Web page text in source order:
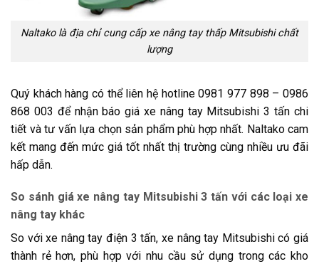
Naltako là địa chỉ cung cấp xe nâng tay thấp Mitsubishi chất
lượng
Quý khách hàng có thể liên hệ hotline 0981 977 898 – 0986
868 003 để nhận báo giá xe nâng tay Mitsubishi 3 tấn chi
tiết và tư vấn lựa chọn sản phẩm phù hợp nhất. Naltako cam
kết mang đến mức giá tốt nhất thị trường cùng nhiều ưu đãi
hấp dẫn.
So sánh giá xe nâng tay Mitsubishi 3 tấn với các loại xe
nâng tay khác
So với xe nâng tay điện 3 tấn, xe nâng tay Mitsubishi có giá
thành rẻ hơn, phù hợp với nhu cầu sử dụng trong các kho